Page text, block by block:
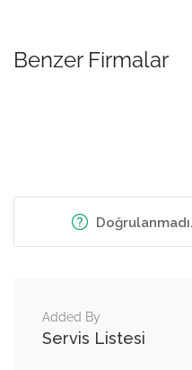
Benzer Firmalar
Added By
Servis Listesi